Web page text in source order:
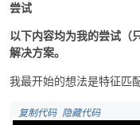
尝试
以下内容均为我的尝试（
解决方案。
我最开始的想法是特征匹
复制代码 隐藏代码